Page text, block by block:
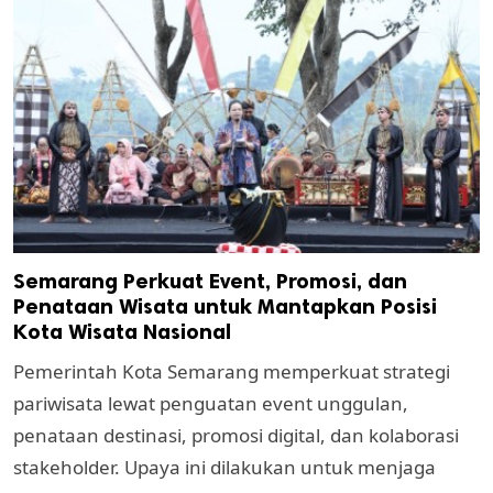
Semarang Perkuat Event, Promosi, dan
Penataan Wisata untuk Mantapkan Posisi
Kota Wisata Nasional
Pemerintah Kota Semarang memperkuat strategi
pariwisata lewat penguatan event unggulan,
penataan destinasi, promosi digital, dan kolaborasi
stakeholder. Upaya ini dilakukan untuk menjaga